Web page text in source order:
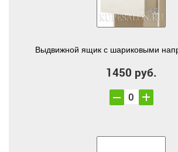
Выдвижной ящик с шариковыми
1450 руб.